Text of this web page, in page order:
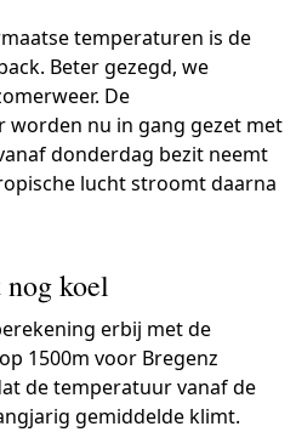
temperaturen is de
Beter gezegd, we
De
nu in gang gezet met
donderdag bezit neemt
lucht stroomt daarna
nog koel
erbij met de
1500m voor Bregenz
de temperatuur vanaf de
gemiddelde klimt.